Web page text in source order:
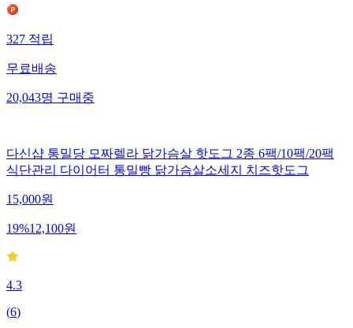
327 적립
무료배송
20,043명 구매중
다신샵 통밀당 모짜렐라 닭가슴살 핫도그 2종 6팩/10팩/20팩
식단관리 다이어터 통밀빵 닭가슴살소세지 치즈핫도그
15,000원
19%12,100원
4.3
(6)